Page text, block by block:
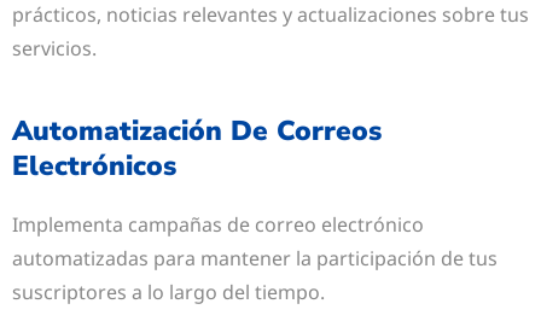
prácticos, noticias relevantes y actualizaciones sobre tus
servicios.
Automatización De Correos
Electrónicos
Implementa campañas de correo electrónico
automatizadas para mantener la participación de tus
suscriptores a lo largo del tiempo.